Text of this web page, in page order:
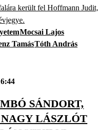
került fel Hoffmann Judit,
Mocsai Lajos
TamásTóth András
SÁNDORT,
LÁSZLÓT